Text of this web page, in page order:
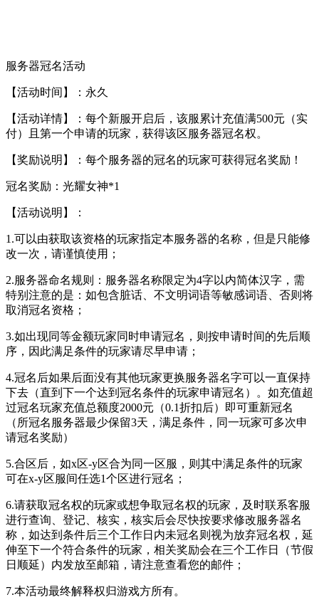
服务器冠名活动
【活动时间】：永久
【活动详情】：每个新服开启后，该服累计充值满500元（实
付）且第一个申请的玩家，获得该区服务器冠名权。
【奖励说明】：每个服务器的冠名的玩家可获得冠名奖励！
冠名奖励：光耀女神*1
【活动说明】：
1.可以由获取该资格的玩家指定本服务器的名称，但是只能修
改一次，请谨慎使用；
2.服务器命名规则：服务器名称限定为4字以内简体汉字，需
特别注意的是：如包含脏话、不文明词语等敏感词语、否则将
取消冠名资格；
3.如出现同等金额玩家同时申请冠名，则按申请时间的先后顺
序，因此满足条件的玩家请尽早申请；
4.冠名后如果后面没有其他玩家更换服务器名字可以一直保持
下去（直到下一个达到冠名条件的玩家申请冠名）。如充值超
过冠名玩家充值总额度2000元（0.1折扣后）即可重新冠名
（所冠名服务器最少保留3天，满足条件，同一玩家可多次申
请冠名奖励）
5.合区后，如x区-y区合为同一区服，则其中满足条件的玩家
可在x-y区服间任选1个区进行冠名；
6.请获取冠名权的玩家或想争取冠名权的玩家，及时联系客服
进行查询、登记、核实，核实后会尽快按要求修改服务器名
称，如达到条件后三个工作日内未冠名则视为放弃冠名权，延
伸至下一个符合条件的玩家，相关奖励会在三个工作日（节假
日顺延）内发放至邮箱，请注意查看您的邮件；
7.本活动最终解释权归游戏方所有。